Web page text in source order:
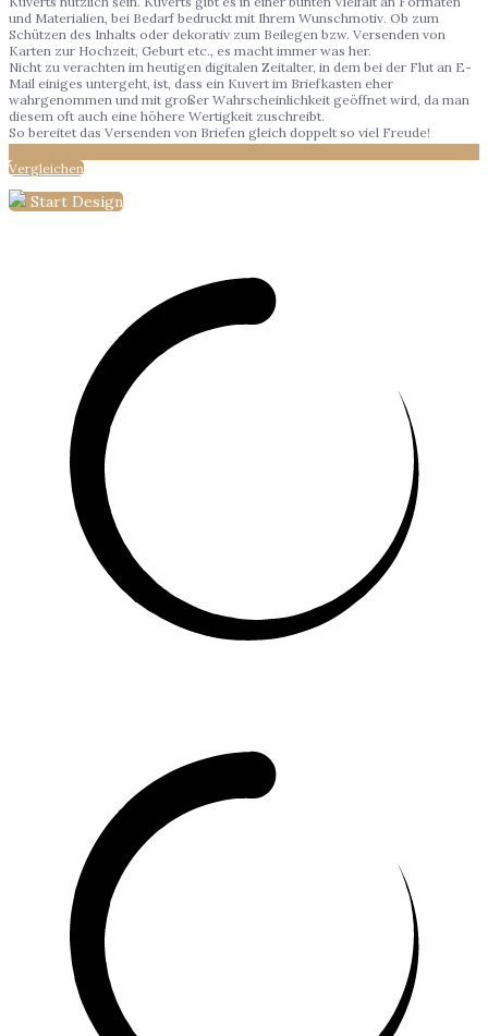
und Materialien, bei Bedarf bedruckt mit Ihrem Wunschmotiv. Ob zum
Schützen des Inhalts oder dekorativ zum Beilegen bzw. Versenden von
Karten zur Hochzeit, Geburt etc., es macht immer was her.
Nicht zu verachten im heutigen digitalen Zeitalter, in dem bei der Flut an E-
Mail einiges untergeht, ist, dass ein Kuvert im Briefkasten eher
wahrgenommen und mit großer Wahrscheinlichkeit geöffnet wird, da man
diesem oft auch eine höhere Wertigkeit zuschreibt.
So bereitet das Versenden von Briefen gleich doppelt so viel Freude!
Vergleichen
Start Design